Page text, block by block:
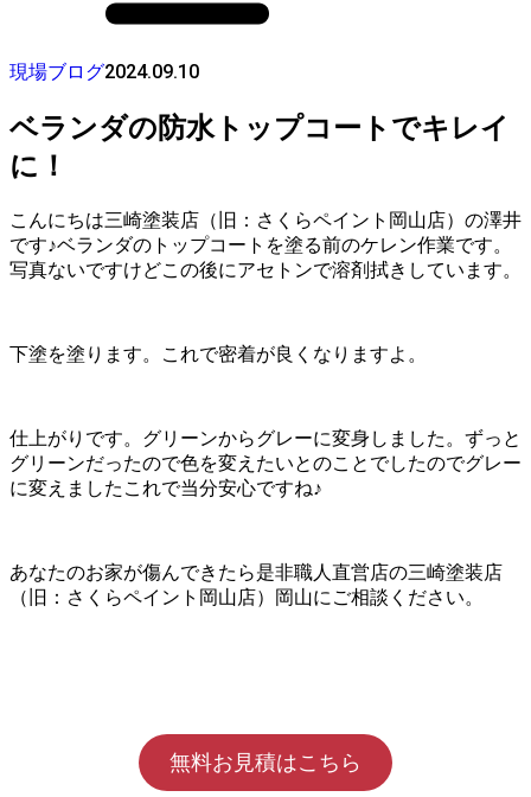
現場ブログ2024.09.10
ベランダの防水トップコートでキレイ
に！
こんにちは三崎塗装店（旧：さくらペイント岡山店）の澤井
です♪ベランダのトップコートを塗る前のケレン作業です。
写真ないですけどこの後にアセトンで溶剤拭きしています。
下塗を塗ります。これで密着が良くなりますよ。
仕上がりです。グリーンからグレーに変身しました。ずっと
グリーンだったので色を変えたいとのことでしたのでグレー
に変えましたこれで当分安心ですね♪
あなたのお家が傷んできたら是非職人直営店の三崎塗装店
（旧：さくらペイント岡山店）岡山にご相談ください。
無料お見積はこちら